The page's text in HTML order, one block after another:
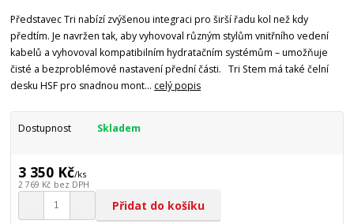
Představec Tri nabízí zvýšenou integraci pro širší řadu kol než kdy
předtím. Je navržen tak, aby vyhovoval různým stylům vnitřního vedení
kabelů a vyhovoval kompatibilním hydratačním systémům – umožňuje
čisté a bezproblémové nastavení přední části. Tri Stem má také čelní
desku HSF pro snadnou mont... celý popis
Dostupnost Skladem
3 350 Kč/ks
2 769 Kč bez DPH
Přidat do košíku